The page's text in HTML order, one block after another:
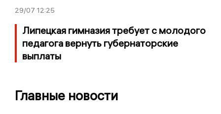
29/07 12:25
Липецкая гимназия требует с молодого
педагога вернуть губернаторские
выплаты
Главные новости